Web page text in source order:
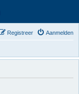
Aanmelden
Registreer